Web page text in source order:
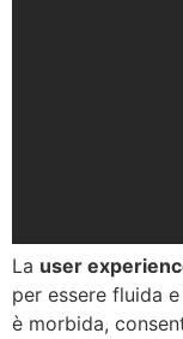
La user
per essere fluida
è morbida,